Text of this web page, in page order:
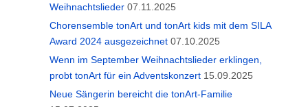
Weihnachtslieder 07.11.2025
Chorensemble tonArt und tonArt kids mit dem SILA
Award 2024 ausgezeichnet 07.10.2025
Wenn im September Weihnachtslieder erklingen,
probt tonArt für ein Adventskonzert 15.09.2025
Neue Sängerin bereicht die tonArt-Familie